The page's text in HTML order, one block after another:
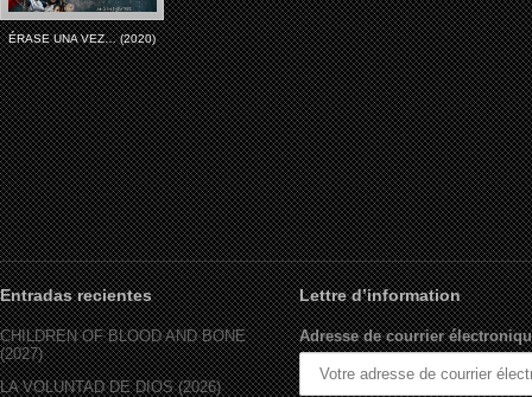
ÉRASE UNA VEZ… (2020)
Entradas recientes
CHILDREN OF BLOOD AND BONE
(2027)
LA VOLUNTAD DE DIOS (2026)
Lettre d’information
Adresse de courrier